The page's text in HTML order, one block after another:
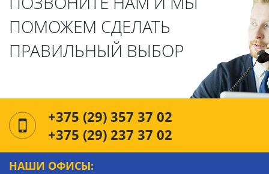
ПОМОЖЕМ СДЕЛАТЬ
ПРАВИЛЬНЫЙ ВЫБОР
+375 (29) 357 37 02
+375 (29) 237 37 02
НАШИ ОФИСЫ: